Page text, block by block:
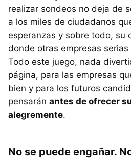
realizar sondeos no deja de
a los miles de ciudadanos
esperanzas y sobre todo, su
donde otras empresas
Todo este juego, nada
página, para las empresas
bien y para los futuros
pensarán antes de ofrecer
alegremente.
No se puede engañar.